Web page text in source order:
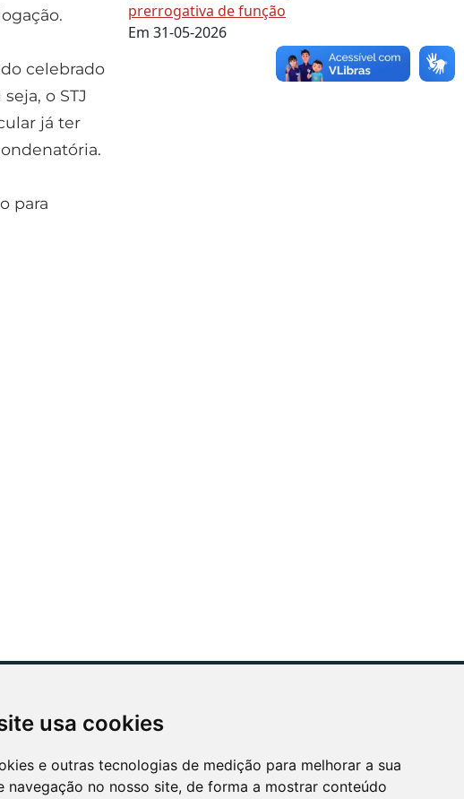
usa cookies
e outras tecnologias de medição para melhorar a sua
navegação no nosso site, de forma a mostrar conteúdo
celebrado
o STJ
já ter
para
prerrogativa de função
Em 31-05-2026
NÓS APOIAMOS